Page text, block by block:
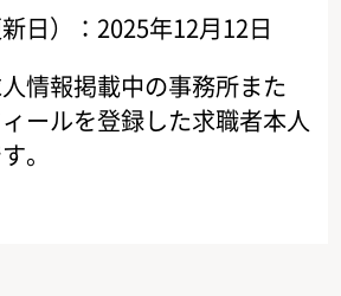
日）：2025年12月12日
情報掲載中の事務所また
ールを登録した求職者本人
。